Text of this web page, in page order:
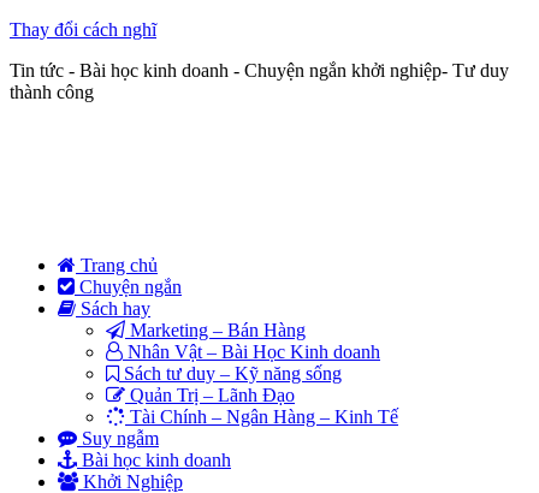
Thay đổi cách nghĩ
Tin tức - Bài học kinh doanh - Chuyện ngắn khởi nghiệp- Tư duy
thành công
Trang chủ
Chuyện ngắn
Sách hay
Marketing – Bán Hàng
Nhân Vật – Bài Học Kinh doanh
Sách tư duy – Kỹ năng sống
Quản Trị – Lãnh Đạo
Tài Chính – Ngân Hàng – Kinh Tế
Suy ngẫm
Bài học kinh doanh
Khởi Nghiệp